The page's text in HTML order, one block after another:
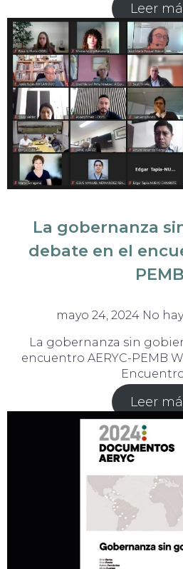
Leer
La gobernanza
debate en el
PEMB
mayo 24, 2024 No
La gobernanza sin
encuentro AERYC-PEMB
Leer